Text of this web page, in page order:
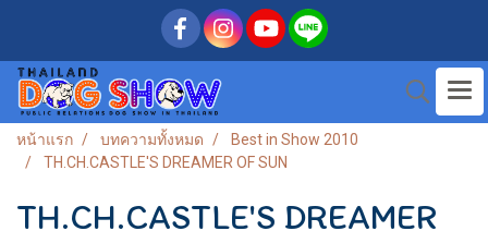
หน้าแรก บทความทั้งหมด
Best in Show 2010
TH.CH.CASTLE'S DREAMER OF SUN
TH.CH.CASTLE'S DREAMER